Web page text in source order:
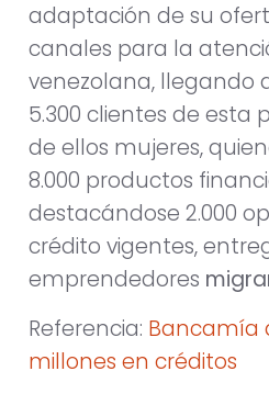
adaptación de su
canales para la
venezolana, llegando
5.300 clientes de esta
de ellos mujeres,
8.000 productos
destacándose 2.000
crédito vigentes,
emprendedores
Referencia: Bancamía
millones en créditos